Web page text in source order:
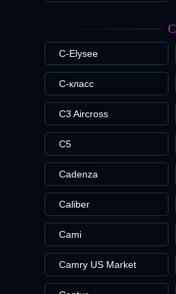
C
C-Elysee
C-класс
C3 Aircross
C5
Cadenza
Caliber
Cami
Camry US Market